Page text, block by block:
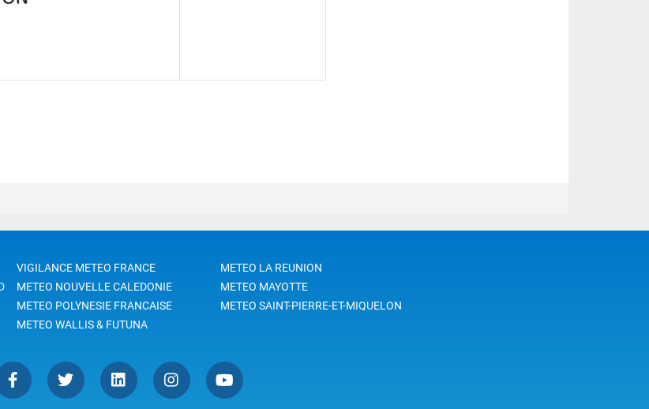
VIGILANCE METEO FRANCE
METEO NOUVELLE CALEDONIE
METEO POLYNESIE FRANCAISE
METEO WALLIS & FUTUNA
METEO LA REUNION
METEO MAYOTTE
METEO SAINT-PIERRE-ET-MIQUELON